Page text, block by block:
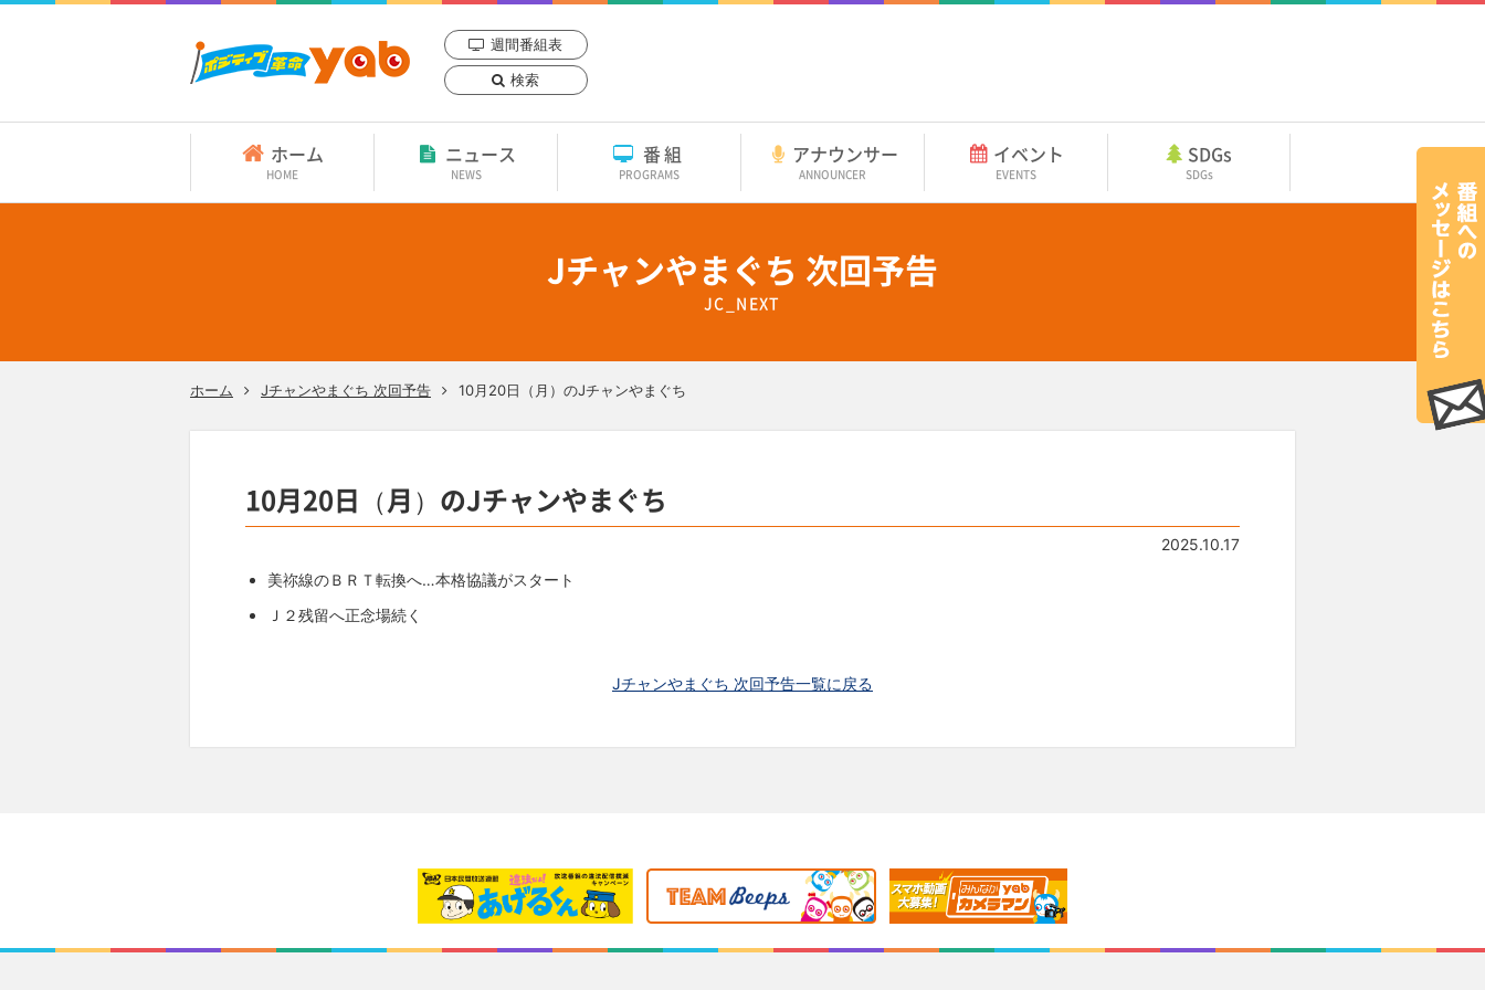
週間番組表
検索
ホーム
HOME
ニュース
NEWS
番組
PROGRAMS
アナウンサー
ANNOUNCER
イベント
EVENTS
SDGs
SDGs
Jチャンやまぐち 次回予告
JC_NEXT
ホーム Jチャンやまぐち 次回予告 10月20日（月）のJチャンやまぐち
10月20日（月）のJチャンやまぐち
2025.10.17
美祢線のＢＲＴ転換へ…本格協議がスタート
Ｊ２残留へ正念場続く
Jチャンやまぐち 次回予告一覧に戻る